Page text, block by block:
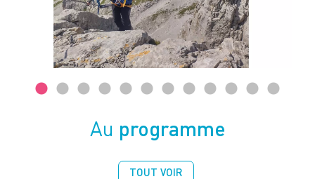
Au programme
TOUT VOIR